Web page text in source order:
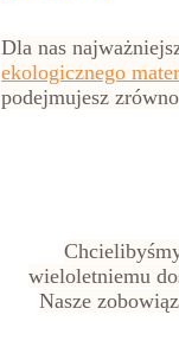
Dla nas
ekologicznego
podejmujesz
wieloletniemu
Nasze